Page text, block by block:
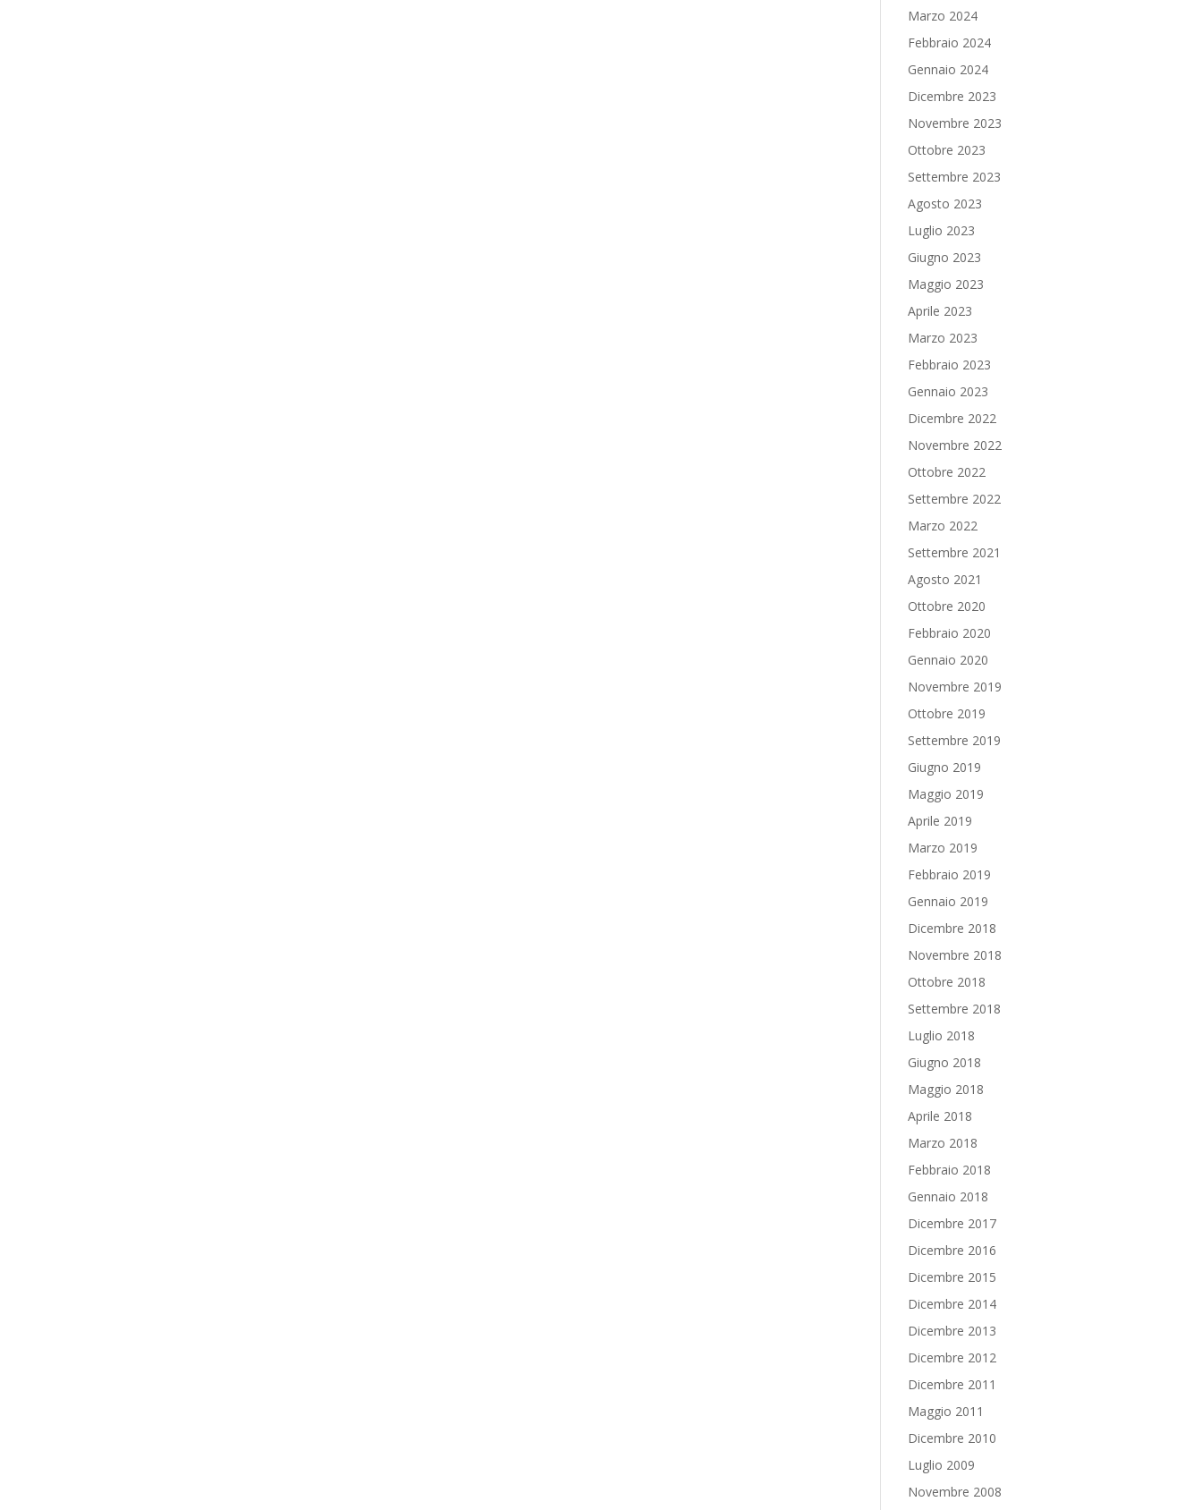
Marzo 2024
Febbraio 2024
Gennaio 2024
Dicembre 2023
Novembre 2023
Ottobre 2023
Settembre 2023
Agosto 2023
Luglio 2023
Giugno 2023
Maggio 2023
Aprile 2023
Marzo 2023
Febbraio 2023
Gennaio 2023
Dicembre 2022
Novembre 2022
Ottobre 2022
Settembre 2022
Marzo 2022
Settembre 2021
Agosto 2021
Ottobre 2020
Febbraio 2020
Gennaio 2020
Novembre 2019
Ottobre 2019
Settembre 2019
Giugno 2019
Maggio 2019
Aprile 2019
Marzo 2019
Febbraio 2019
Gennaio 2019
Dicembre 2018
Novembre 2018
Ottobre 2018
Settembre 2018
Luglio 2018
Giugno 2018
Maggio 2018
Aprile 2018
Marzo 2018
Febbraio 2018
Gennaio 2018
Dicembre 2017
Dicembre 2016
Dicembre 2015
Dicembre 2014
Dicembre 2013
Dicembre 2012
Dicembre 2011
Maggio 2011
Dicembre 2010
Luglio 2009
Novembre 2008